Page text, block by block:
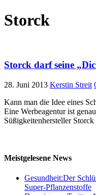
Storck
Storck darf seine
28. Juni 2013 Kerstin Streit
Kann man die Idee eines
Eine Werbeagentur ist
Süßigkeitenhersteller
Meistgelesene News
Gesundheit:Der
Super-Pflanzenstoffe